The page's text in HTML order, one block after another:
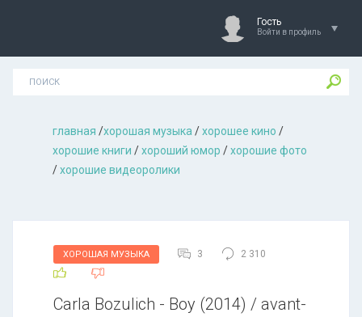
Гость
Войти в профиль
главная /хорошая музыкa /хорошее кино /
хорошие книги /хороший юмор /хорошие фото
/хорошие видеоролики
ХОРОШАЯ МУЗЫКА 3 2 310
Carla Bozulich - Boy (2014) / avant-